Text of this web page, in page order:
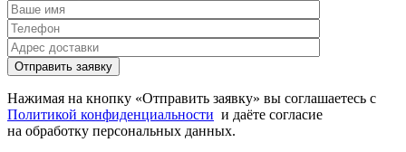
Нажимая на кнопку «Отправить заявку» вы соглашаетесь с
Политикой конфиденциальности и даёте согласие
на обработку персональных данных.